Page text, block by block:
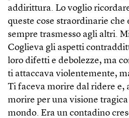
addirittura. Lo voglio
queste cose straordinarie che
sempre trasmesso agli altri.
Coglieva gli aspetti
loro difetti e debolezze, ma
ti attaccava violentemente,
Ti faceva morire dal ridere e,
morire per una visione
mondo. Era un contadino